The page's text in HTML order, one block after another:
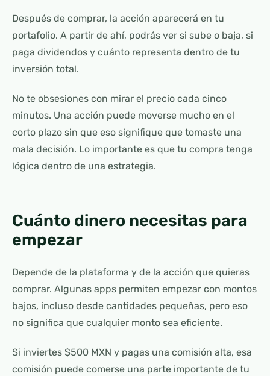
Después de comprar, la acción aparecerá en tu
portafolio. A partir de ahí, podrás ver si sube o baja, si
paga dividendos y cuánto representa dentro de tu
inversión total.
No te obsesiones con mirar el precio cada cinco
minutos. Una acción puede moverse mucho en el
corto plazo sin que eso signifique que tomaste una
mala decisión. Lo importante es que tu compra tenga
lógica dentro de una estrategia.
Cuánto dinero necesitas para
empezar
Depende de la plataforma y de la acción que quieras
comprar. Algunas apps permiten empezar con montos
bajos, incluso desde cantidades pequeñas, pero eso
no significa que cualquier monto sea eficiente.
Si inviertes $500 MXN y pagas una comisión alta, esa
comisión puede comerse una parte importante de tu